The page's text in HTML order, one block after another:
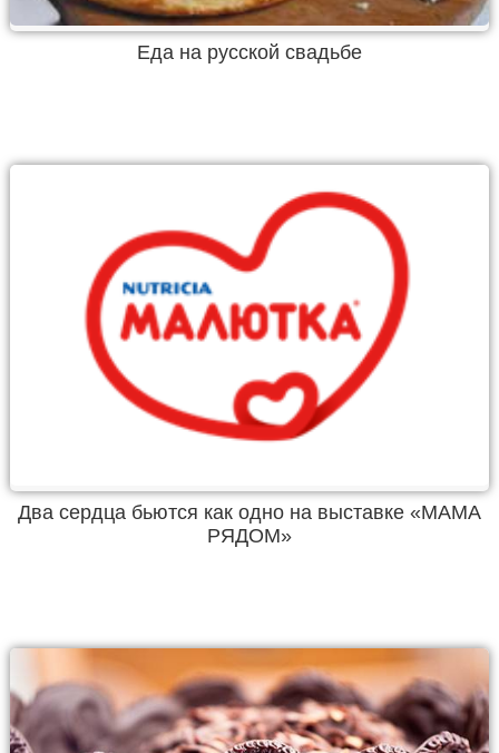
Еда на русской свадьбе
Два сердца бьются как одно на выставке «МАМА
РЯДОМ»